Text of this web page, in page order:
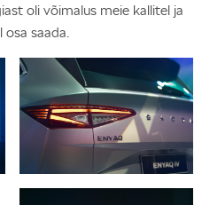
oli võimalus meie kallitel ja
saada.